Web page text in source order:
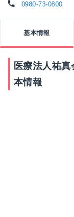
0980-73-0800
基本情報
医療法人祐
本情報